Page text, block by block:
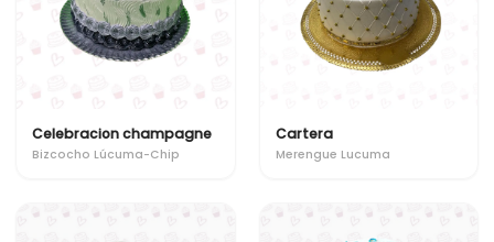
Celebracion champagne
Bizcocho Lúcuma-Chip
Cartera
Merengue Lucuma